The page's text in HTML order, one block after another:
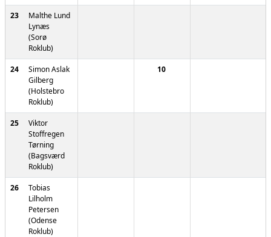
23
Malthe Lund
Lynæs
(Sorø
Roklub)
24
Simon Aslak
Gilberg
(Holstebro
Roklub)
10
25
Viktor
Stoffregen
Tørning
(Bagsværd
Roklub)
26
Tobias
Lilholm
Petersen
(Odense
Roklub)